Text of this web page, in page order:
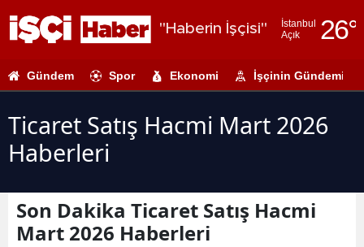
"Haberin İşçisi"
İstanbul
Açık
26°
Adıyaman
Ankara
Gündem Spor Ekonomi İşçinin Gündemi
Ticaret Satış Hacmi Mart 2026
Haberleri
Son Dakika Ticaret Satış Hacmi
Mart 2026 Haberleri